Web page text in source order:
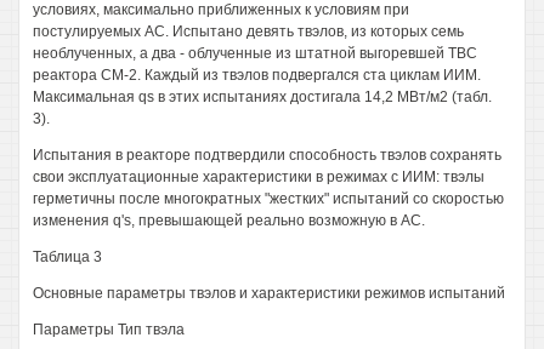
условиях, максимально приближенных к условиям при
постулируемых АС. Испытано девять твэлов, из которых семь
необлученных, а два - облученные из штатной выгоревшей TBC
реактора СМ-2. Каждый из твэлов подвергался ста циклам ИИМ.
Максимальная qs в этих испытаниях достигала 14,2 МВт/м2 (табл.
3).
Испытания в реакторе подтвердили способность твэлов сохранять
свои эксплуатационные характеристики в режимах с ИИМ: твэлы
герметичны после многократных "жестких" испытаний со скоростью
изменения q's, превышающей реально возможную в АС.
Таблица 3
Основные параметры твэлов и характеристики режимов испытаний
Параметры Тип твэла